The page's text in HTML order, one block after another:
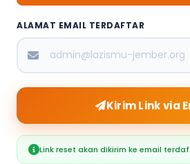
ALAMAT EMAIL TERDAFTAR
Kirim Link via
Link reset akan dikirim ke email